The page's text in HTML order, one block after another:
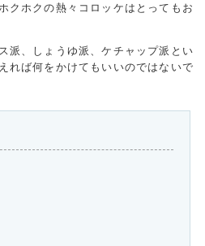
クホクの熱々コロッケはとってもお
派、しょうゆ派、ケチャップ派とい
れば何をかけてもいいのではないで